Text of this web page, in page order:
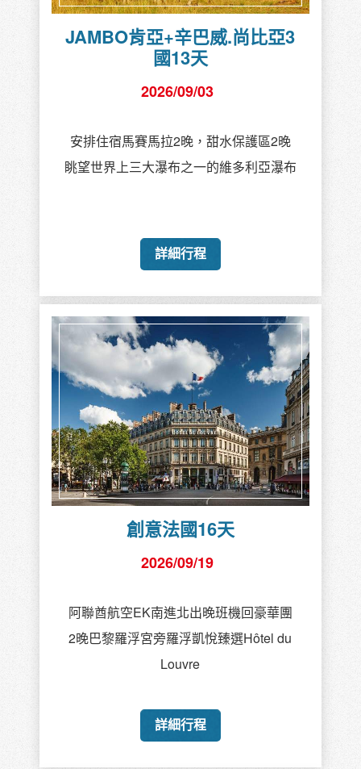
創意法國16天
2026/09/19
阿聯酋航空EK南進北出晚班機回豪華團
2晚巴黎羅浮宮旁羅浮凱悅臻選Hôtel du
詳細行程
紐西蘭冬季限定10天
🍷保證入住國寶級庫克山隱士飯店山景房